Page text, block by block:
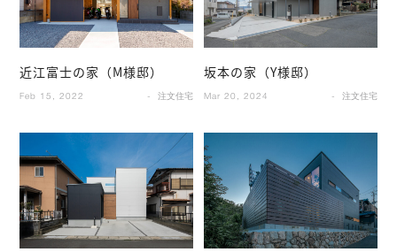
近江富士の家（M様邸）
Feb 15, 2022 注文住宅
坂本の家（Y様邸）
Mar 20, 2024 注文住宅